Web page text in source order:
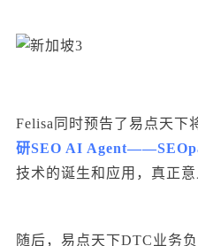
Felisa同时预告了易点天下
研SEO AI
技术的诞生和应用，真正意
随后，易点天下DTC业务